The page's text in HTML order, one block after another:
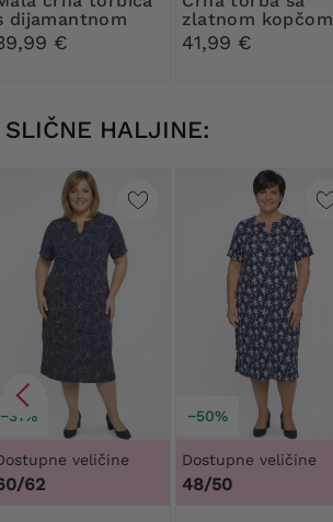
dijamantnom
€
zlatnom kopčom
41,99 €
SLIČNE HALJINE:
−31%
veličine
62
−50%
Dostupne veličine
48/50